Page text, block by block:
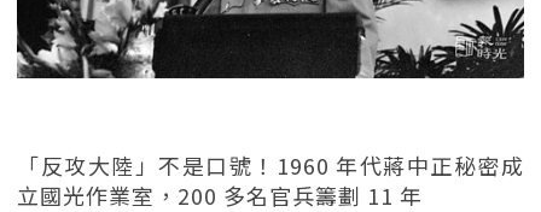
「反攻大陸」不是口號！1960 年代蔣中正秘密成
立國光作業室，200 多名官兵籌劃 11 年